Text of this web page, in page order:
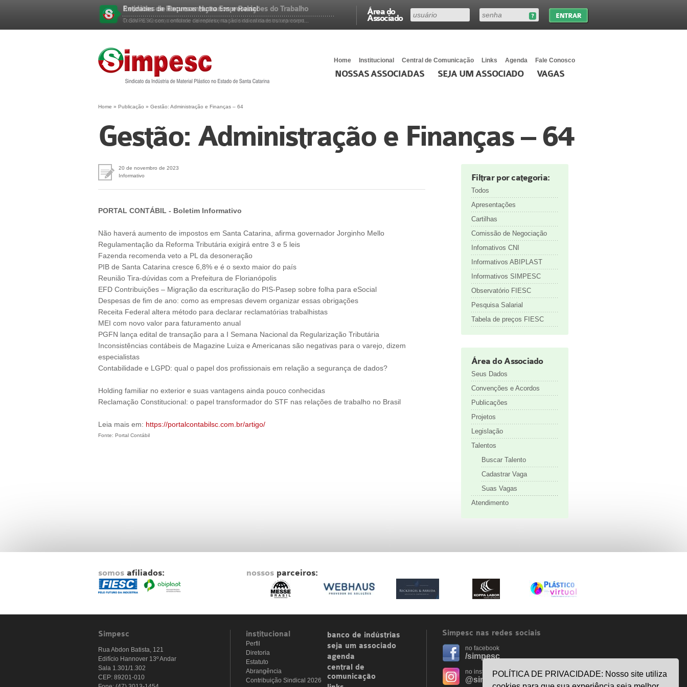
Área do
Associado
Entidades de Representação Empresarial
O SIMPESC como entidade de representação sindical na estrutura corpo...
Reuniões de Recursos Humanos e Relações do Trabalho
Todos os meses, conforme calendário, na sede da entidade os represent...
Home Institucional Central de Comunicação Links Agenda Fale Conosco
NOSSAS ASSOCIADAS SEJA UM ASSOCIADO VAGAS
Home » Publicação » Gestão: Administração e Finanças – 64
Gestão: Administração e Finanças – 64
20 de novembro de 2023
Informativo
PORTAL CONTÁBIL - Boletim Informativo
Não haverá aumento de impostos em Santa Catarina, afirma governador Jorginho Mello
Regulamentação da Reforma Tributária exigirá entre 3 e 5 leis
Fazenda recomenda veto a PL da desoneração
PIB de Santa Catarina cresce 6,8% e é o sexto maior do país
Reunião Tira-dúvidas com a Prefeitura de Florianópolis
EFD Contribuições – Migração da escrituração do PIS-Pasep sobre folha para eSocial
Despesas de fim de ano: como as empresas devem organizar essas obrigações
Receita Federal altera método para declarar reclamatórias trabalhistas
MEI com novo valor para faturamento anual
PGFN lança edital de transação para a I Semana Nacional da Regularização Tributária
Inconsistências contábeis de Magazine Luiza e Americanas são negativas para o varejo, dizem
especialistas
Contabilidade e LGPD: qual o papel dos profissionais em relação a segurança de dados?
Holding familiar no exterior e suas vantagens ainda pouco conhecidas
Reclamação Constitucional: o papel transformador do STF nas relações de trabalho no Brasil
Leia mais em: https://portalcontabilsc.com.br/artigo/
Fonte: Portal Contábil
Filtrar por categoria:
Todos
Apresentações
Cartilhas
Comissão de Negociação
Infomativos CNI
Informativos ABIPLAST
Informativos SIMPESC
Observatório FIESC
Pesquisa Salarial
Tabela de preços FIESC
Área do Associado
Seus Dados
Convenções e Acordos
Publicações
Projetos
Legislação
Talentos
Buscar Talento
Cadastrar Vaga
Suas Vagas
Atendimento
somos afiliados: nossos parceiros:
Simpesc
Rua Abdon Batista, 121
Edifício Hannover 13º Andar
Sala 1.301/1.302
CEP: 89201-010
institucional
Perfil
Diretoria
Estatuto
Abrangência
Contribuição Sindical 2026
banco de indústrias
seja um associado
agenda
central de
comunicação
Simpesc nas redes sociais
no facebook
/simpesc
no instagram
@simpescplasticos
POLÍTICA DE PRIVACIDADE: Nosso site utiliza